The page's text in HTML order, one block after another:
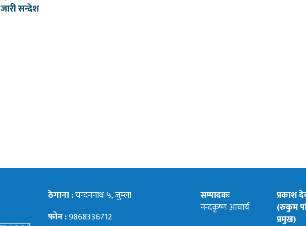
जारी सन्देश
ठेगाना :चन्दननाथ-५, जुम्ला
फोन :9868336712
सम्पादकः
नन्दकृष्ण आचार्य
प्रकाश
(रुकुम
प्रमुख)